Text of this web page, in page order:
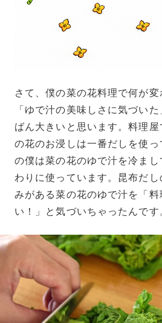
さて、僕の菜の花料理で何が変
「ゆで汁の美味しさに気づい
ばん大きいと思います。料理
の花のお浸しは一番だしを使っ
の僕は菜の花のゆで汁を冷ま
わりに使っています。昆布だ
みがある菜の花のゆで汁を「
い！」と気づいちゃったんです